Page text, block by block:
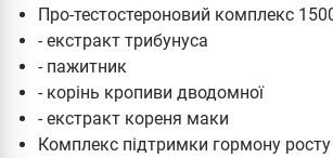
Про-тестостероновий комплекс
- екстракт трибунуса
- пажитник
- корінь кропиви дводомної
- екстракт кореня маки
Комплекс підтримки гормону